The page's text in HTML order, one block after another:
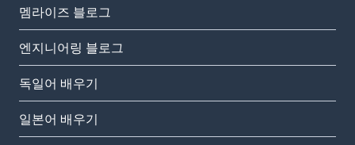
멤라이즈 블로그
엔지니어링 블로그
독일어 배우기
일본어 배우기